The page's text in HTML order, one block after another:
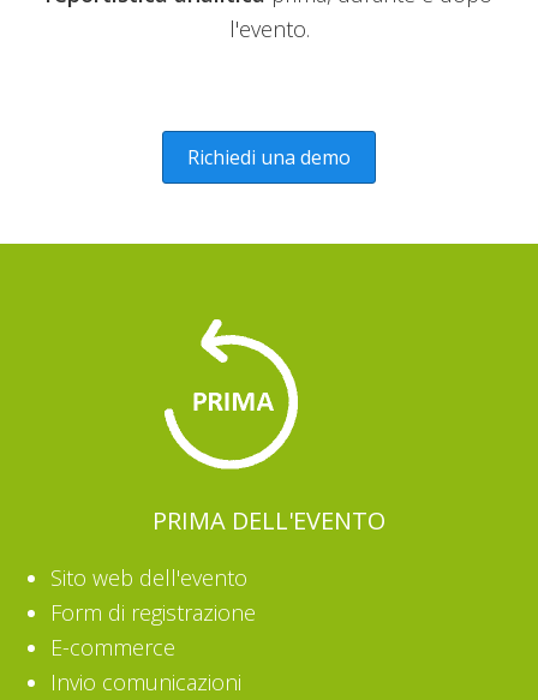
l'evento.
Richiedi una demo
PRIMA DELL'EVENTO
Sito web dell'evento
Form di registrazione
E-commerce
Invio comunicazioni